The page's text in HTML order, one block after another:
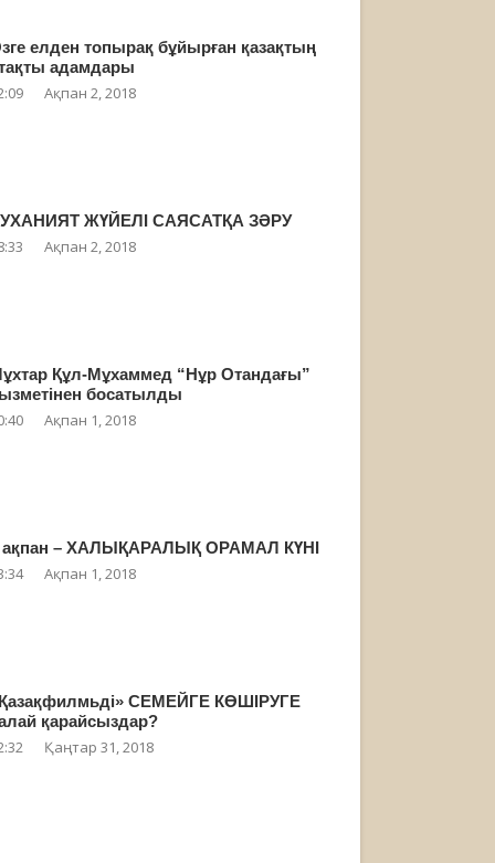
елден топырақ бұйырған қазақтың
адамдары
Ақпан 2, 2018
ЖҮЙЕЛІ САЯСАТҚА ЗӘРУ
Ақпан 2, 2018
Құл-Мұхаммед “Нұр Отандағы”
босатылды
Ақпан 1, 2018
ақпан – ХАЛЫҚАРАЛЫҚ ОРАМАЛ КҮНІ
Ақпан 1, 2018
СЕМЕЙГЕ КӨШІРУГЕ
қарайсыздар?
Қаңтар 31, 2018